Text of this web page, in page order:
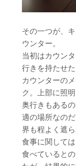
その一つが、
ウンター。
当初はカウン
行きを持たせ
カウンターの
ク。上部に照
奥行きもある
適の場所なの
界も程よく遮
食事に関して
食べていると